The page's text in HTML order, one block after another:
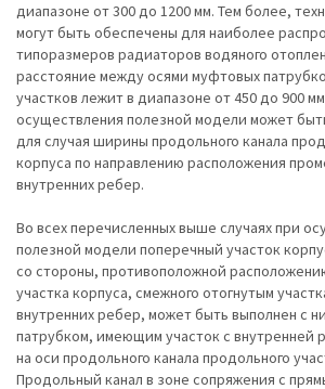
диапазоне от 300 до 1200 мм. Тем более,
могут быть обеспечены для наиболее
типоразмеров радиаторов водяного
расстояние между осями муфтовых
участков лежит в диапазоне от 450 до 900
осуществления полезной модели может
для случая ширины продольного канала
корпуса по направлению расположения
внутренних ребер.
Во всех перечисленных выше случаях при
полезной модели поперечный участок
со стороны, противоположной
участка корпуса, смежного отогнутым
внутренних ребер, может быть выполнен с
патрубком, имеющим участок с внутренней
на оси продольного канала продольного
Продольный канал в зоне сопряжения с